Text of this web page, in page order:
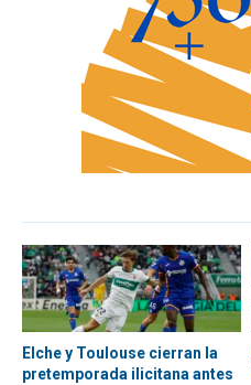
Elche y Toulouse cierran la
pretemporada ilicitana antes